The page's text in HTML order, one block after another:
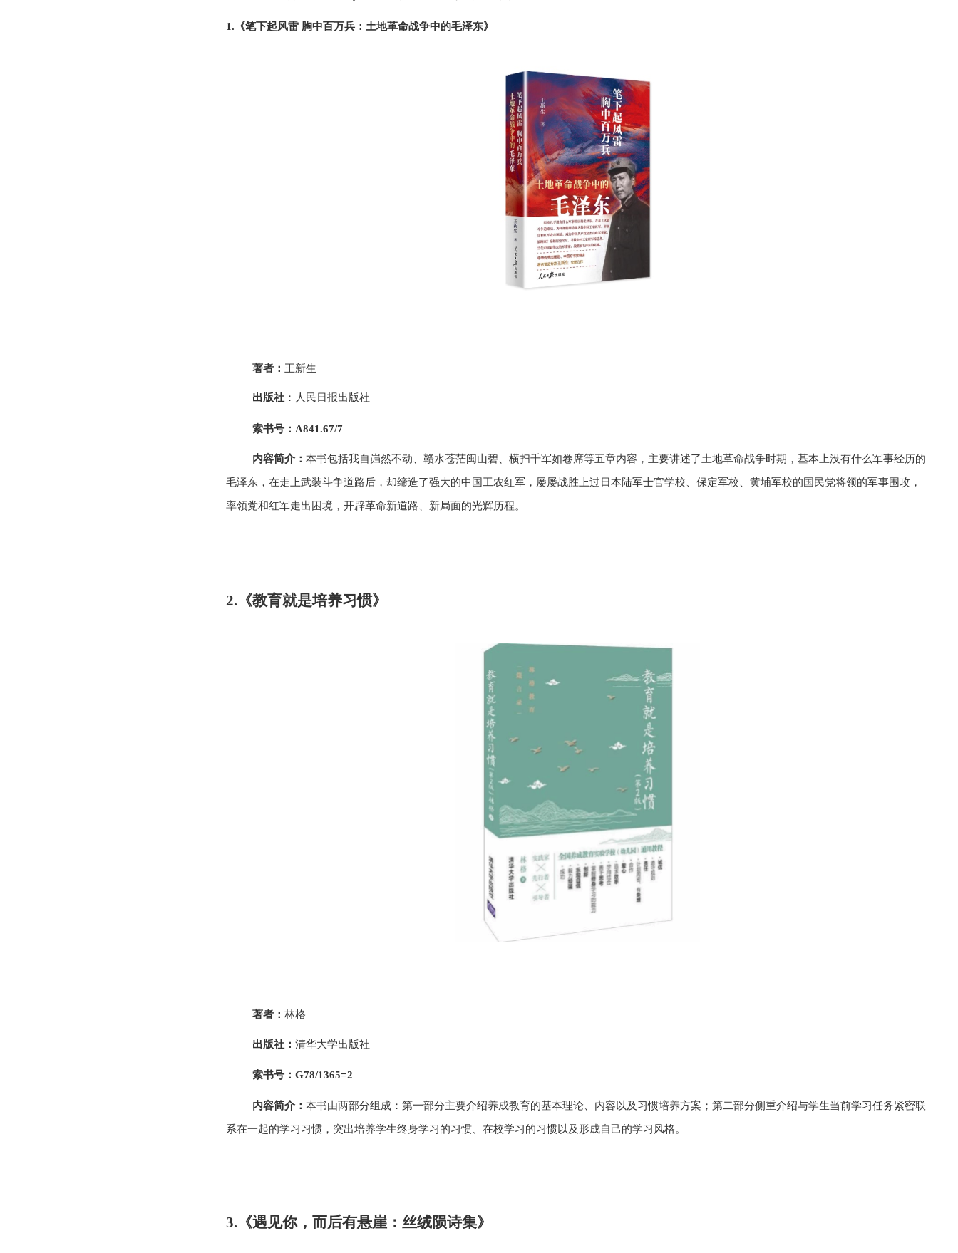
1.《笔下起风雷 胸中百万兵：土地革命战争中的毛泽东》
著者： 王新生
出版社 ： 人民日报出版社
索书号： A841.67/7
内容简介：本书包括我自岿然不动、赣水苍茫闽山碧、横扫千军如卷席等五章内容，主要讲述了土地革命战争时期，基本上没有什么军事经历的
毛泽东，在走上武装斗争道路后，却缔造了强大的中国工农红军，屡屡战胜上过日本陆军士官学校、保定军校、黄埔军校的国民党将领的军事围攻，
率领党和红军走出困境，开辟革命新道路、新局面的光辉历程。
2.《教育就是培养习惯》
著者：林格
出版社：清华大学出版社
索书号：G78/1365=2
内容简介：本书由两部分组成：第一部分主要介绍养成教育的基本理论、内容以及习惯培养方案；第二部分侧重介绍与学生当前学习任务紧密联
系在一起的学习习惯，突出培养学生终身学习的习惯、在校学习的习惯以及形成自己的学习风格。
3.《遇见你，而后有悬崖：丝绒陨诗集》